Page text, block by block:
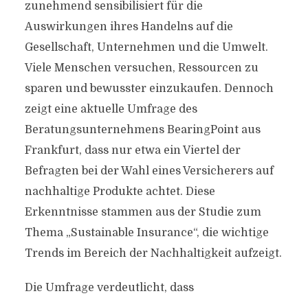
zunehmend sensibilisiert für die
Auswirkungen ihres Handelns auf die
Gesellschaft, Unternehmen und die Umwelt.
Viele Menschen versuchen, Ressourcen zu
sparen und bewusster einzukaufen. Dennoch
zeigt eine aktuelle Umfrage des
Beratungsunternehmens BearingPoint aus
Frankfurt, dass nur etwa ein Viertel der
Befragten bei der Wahl eines Versicherers auf
nachhaltige Produkte achtet. Diese
Erkenntnisse stammen aus der Studie zum
Thema „Sustainable Insurance“, die wichtige
Trends im Bereich der Nachhaltigkeit aufzeigt.
Die Umfrage verdeutlicht, dass